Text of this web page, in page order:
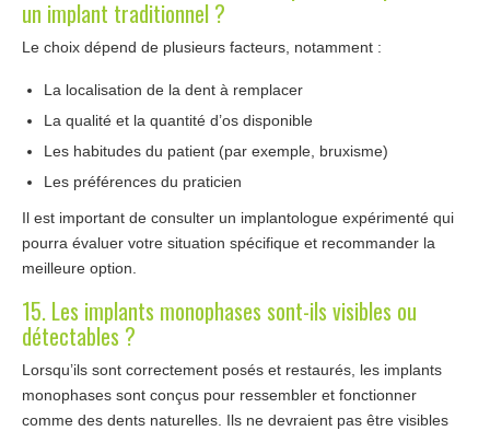
un implant traditionnel ?
Le choix dépend de plusieurs facteurs, notamment :
La localisation de la dent à remplacer
La qualité et la quantité d’os disponible
Les habitudes du patient (par exemple, bruxisme)
Les préférences du praticien
Il est important de consulter un implantologue expérimenté qui
pourra évaluer votre situation spécifique et recommander la
meilleure option.
15. Les implants monophases sont-ils visibles ou
détectables ?
Lorsqu’ils sont correctement posés et restaurés, les implants
monophases sont conçus pour ressembler et fonctionner
comme des dents naturelles. Ils ne devraient pas être visibles